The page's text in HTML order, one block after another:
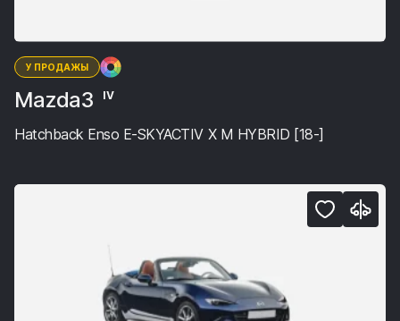
У ПРОДАЖЫ
Mazda3 IV
Hatchback Enso E-SKYACTIV X M HYBRID [18-]